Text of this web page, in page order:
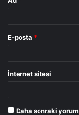
E-posta *
İnternet sitesi
Daha sonraki